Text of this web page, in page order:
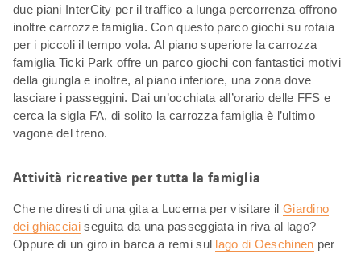
due piani InterCity per il traffico a lunga percorrenza offrono
inoltre carrozze famiglia. Con questo parco giochi su rotaia
per i piccoli il tempo vola. Al piano superiore la carrozza
famiglia Ticki Park offre un parco giochi con fantastici motivi
della giungla e inoltre, al piano inferiore, una zona dove
lasciare i passeggini. Dai un’occhiata all’orario delle FFS e
cerca la sigla FA, di solito la carrozza famiglia è l’ultimo
vagone del treno.
Attività ricreative per tutta la famiglia
Che ne diresti di una gita a Lucerna per visitare il Giardino
dei ghiacciaiseguita da una passeggiata in riva al lago?
Oppure di un giro in barca a remi sul lago di Oeschinen per